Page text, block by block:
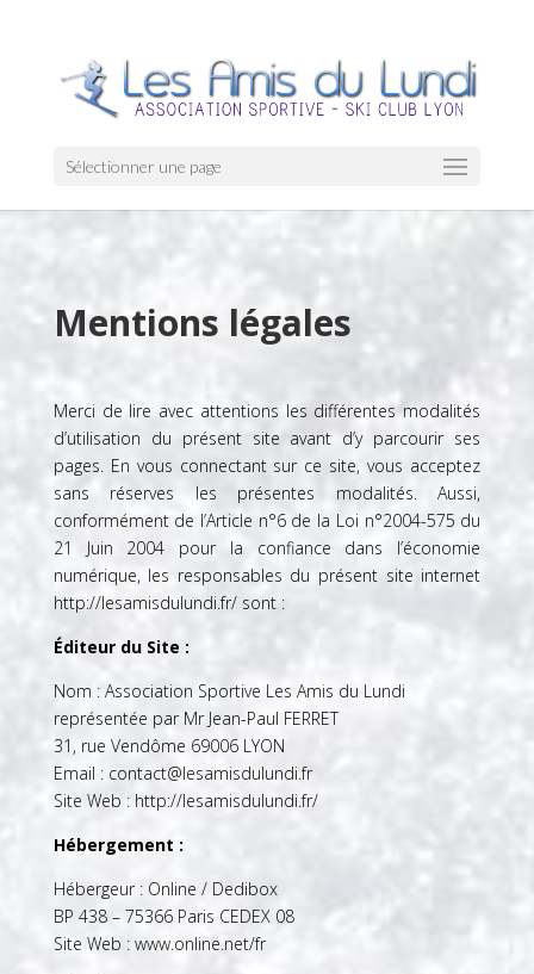
Sélectionner une page
Mentions légales
Merci de lire avec attentions les différentes modalités
d’utilisation du présent site avant d’y parcourir ses
pages. En vous connectant sur ce site, vous acceptez
sans réserves les présentes modalités. Aussi,
conformément de l’Article n°6 de la Loi n°2004-575 du
21 Juin 2004 pour la confiance dans l’économie
numérique, les responsables du présent site internet
http://lesamisdulundi.fr/sont :
Éditeurdu Site :
Nom : Association Sportive Les Amis du Lundi
représentée par Mr Jean-Paul FERRET
31, rue Vendôme 69006 LYON
Email : contact@lesamisdulundi.fr
Site Web : http://lesamisdulundi.fr/
Hébergement :
Hébergeur : Online / Dedibox
BP 438 – 75366 Paris CEDEX 08
Site Web : www.online.net/fr